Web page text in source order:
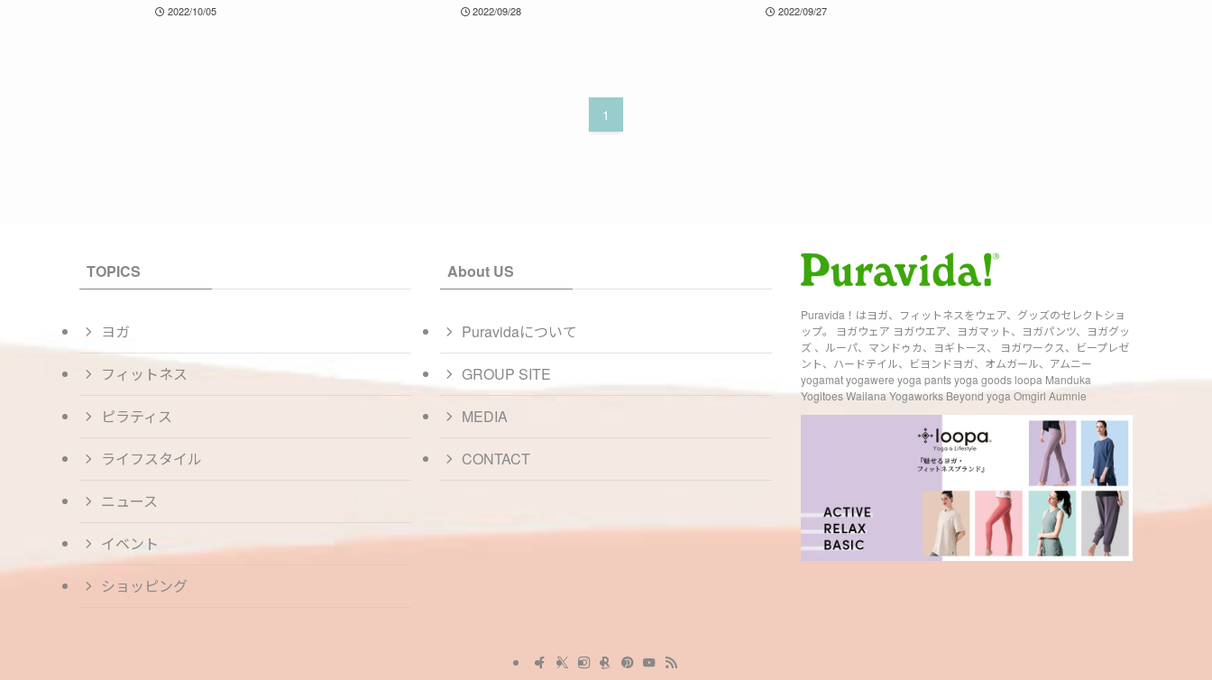
2022/10/05 2022/09/28 2022/09/27
1
TOPICS
ヨガ
フィットネス
ピラティス
ライフスタイル
ニュース
イベント
ショッピング
About US
Puravidaについて
GROUP SITE
MEDIA
CONTACT
Puravida！はヨガ、フィットネスをウェア、グッズのセレクトショ
ップ。 ヨガウェア ヨガウエア、ヨガマット、ヨガパンツ、ヨガグッ
ズ 、ルーパ、マンドゥカ、ヨギトース、 ヨガワークス、ビープレゼ
ント、ハードテイル、ビヨンドヨガ、オムガール、アムニー
yogamat yogawere yoga pants yoga goods loopa Manduka
Yogitoes Wailana Yogaworks Beyond yoga Omgirl Aumnie